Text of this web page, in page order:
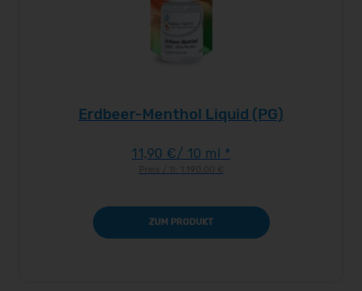
Erdbeer-Menthol Liquid (PG)
11,90 €/ 10 ml *
ZUM PRODUKT